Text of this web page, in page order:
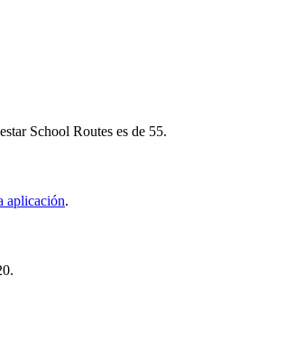
School Routes es de 55.
aplicación.